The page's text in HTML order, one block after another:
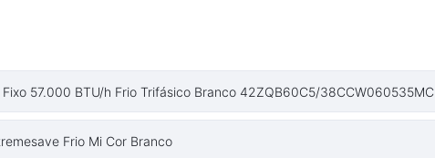
57.000 BTU/h Frio Trifásico Branco 42ZQB60C5/38CCW060535MC
Frio Mi Cor Branco